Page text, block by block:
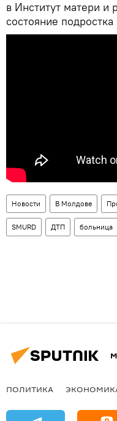
в Институт матери и
состояние
Новости В Молдове
SMURD ДТП больница
ПОЛИТИКА